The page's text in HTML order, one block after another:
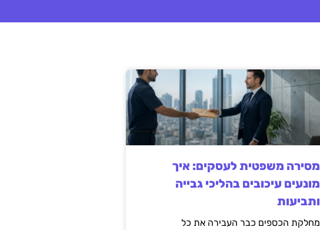
מסירה משפטית לעסקים: איך
מונעים עיכובים בהליכי גבייה
ותביעות
מחלקת הכספים כבר העבירה את כל